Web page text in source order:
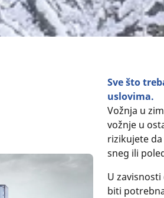
Sve što
uslovima.
Vožnja u
vožnje u
rizikujete
sneg ili
U
biti